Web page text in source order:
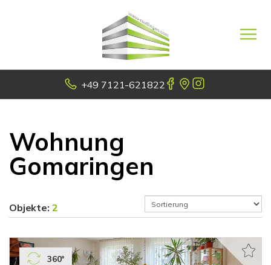
+49 7121-621822
Wohnung
Gomaringen
Objekte: 2
360°